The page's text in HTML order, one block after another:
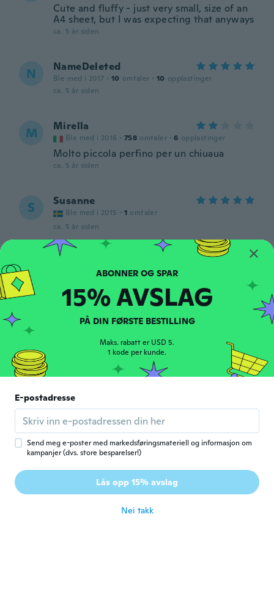
Cute and fluffy - just very small, size of an
A4 sheet, but I was expecting that anyways
ca. 5 år siden
N NameDeleted
Ble med i 2017 · 10 omtaler · 10 opplastinger
ca. 5 år siden
M Mirella
Ble med i 2016 · 758 omtaler · 6 opplastinger
Molto piccola perfino per un chiuaua
ca. 5 år siden
S Susanne
Ble med i 2015 · 1 omtaler
ca. 5 år siden
I Ble med i 2017 · 122 omtaler · 1
ca. 5 år siden
S Samara
Minha doguinha amou
M mik
Ble med i 2020 · 50 omtaler
Ok un po piccola e sottile, ma non male
Rhonda
Ble med i 2017 · 13 omtaler
15% AVSLAG
PÅ DIN FØRSTE BESTILLING
Maks. rabatt er USD 5.
1 kode per kunde.
E-postadresse
Send meg e-poster med markedsføringsmateriell og informasjon om
kampanjer (dvs. store besparelser!)
Lås opp 15% avslag
Nei takk